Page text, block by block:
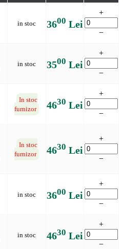
in stoc 3600 Lei
+
−
in stoc 3500 Lei
+
−
In stoc
furnizor
4630 Lei
+
−
In stoc
furnizor
4630 Lei
+
−
in stoc 3600 Lei
+
−
in stoc 4630 Lei
+
−